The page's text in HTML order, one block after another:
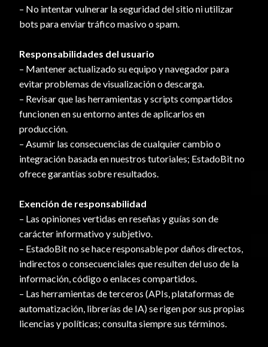
– No intentar vulnerar la seguridad del sitio ni utilizar
bots para enviar tráfico masivo o spam.
Responsabilidades del usuario
– Mantener actualizado su equipo y navegador para
evitar problemas de visualización o descarga.
– Revisar que las herramientas y scripts compartidos
funcionen en su entorno antes de aplicarlos en
producción.
– Asumir las consecuencias de cualquier cambio o
integración basada en nuestros tutoriales; EstadoBit no
ofrece garantías sobre resultados.
Exención de responsabilidad
– Las opiniones vertidas en reseñas y guías son de
carácter informativo y subjetivo.
– EstadoBit no se hace responsable por daños directos,
indirectos o consecuenciales que resulten del uso de la
información, código o enlaces compartidos.
– Las herramientas de terceros (APIs, plataformas de
automatización, librerías de IA) se rigen por sus propias
licencias y políticas; consulta siempre sus términos.